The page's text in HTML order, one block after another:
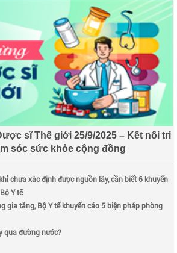
sĩ Thế giới 25/9/2025 – Kết nối tri
sóc sức khỏe cộng đồng
chưa xác định được nguồn lây, cần biết 6 khuyến
Y tế
gia tăng, Bộ Y tế khuyến cáo 5 biện pháp phòng
qua đường nước?